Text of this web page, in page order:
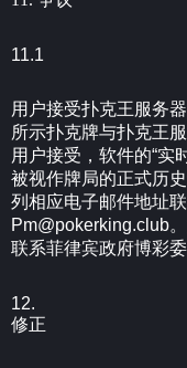
11.1
用户接受扑克王服务
所示扑克牌与扑克王
用户接受，软件的“实
被视作牌局的正式历
列相应电子邮件地址
Pm@pokerking.club
联系菲律宾政府博彩委
12.
修正